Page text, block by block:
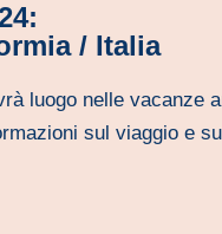
/ Italia
luogo nelle vacanze
sul viaggio e